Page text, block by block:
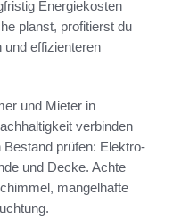
Energiekosten
planst, profitierst du
effizienteren
und Mieter in
verbinden
prüfen: Elektro-
und Decke. Achte
mangelhafte